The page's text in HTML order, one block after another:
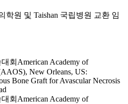
학원 및 Taishan 국립병원 교환 임
회American Academy of
New Orleans, US:
Bone Graft for Avascular Necrosis
회American Academy of